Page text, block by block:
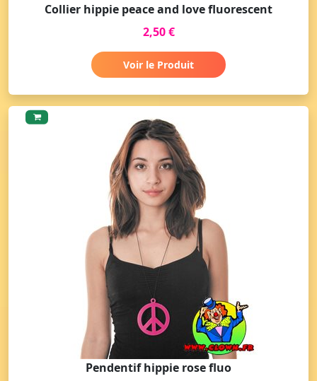
Collier hippie peace and love fluorescent
2,50 €
Voir le Produit
Pendentif hippie rose fluo